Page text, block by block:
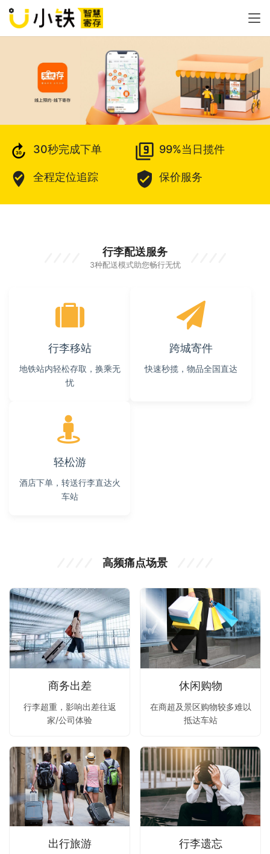
forward_30 30秒完成下单 filter_9 99%当日揽件
where_to_vote 全程定位追踪 verified_user 保价服务
行李配送服务
3种配送模式助您畅行无忧
行李移站
地铁站内轻松存取，换乘无
忧
跨城寄件
快速秒揽，物品全国直达
轻松游
酒店下单，转送行李直达火
车站
高频痛点场景
商务出差
行李超重，影响出差往返
家/公司体验
休闲购物
在商超及景区购物较多难以
抵达车站
出行旅游 行李遗忘